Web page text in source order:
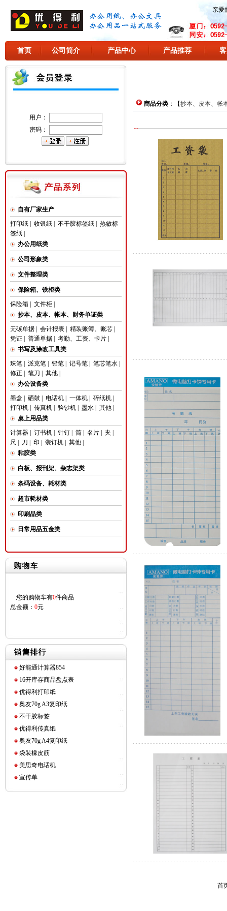
亲爱
首页 公司简介 产品中心 产品推荐
用户：
密码：
自有厂家生产
打印纸| 收银纸| 不干胶标签纸| 热敏标
签纸|
办公用纸类
公司形象类
文件整理类
保险箱、铁柜类
保险箱| 文件柜|
抄本、皮本、帐本、财务单证类
无碳单据| 会计报表| 精装账簿、账芯|
凭证| 普通单据| 考勤、工资、卡片|
书写及涂改工具类
珠笔| 派克笔| 铅笔| 记号笔| 笔芯笔水|
修正
笔刀 其他|
办公设备类
墨盒
硒鼓| 电话机| 一体机| 碎纸机|
打印机| 传真机| 验钞机| 墨水| 其他|
桌上用品类
计算器| 订书机| 针钉| 筒| 名片| 夹
尺
刀 印 装订机| 其他|
粘胶类
白板、报刊架、杂志架类
条码设备、耗材类
超市耗材类
印刷品类
日常用品五金类
您的购物车有0件商品
总金额： 0元
好能通计算器854
16开库存商品盘点表
优得利打印纸
奥友70g A3复印纸
不干胶标签
优得利传真纸
奥友70g A4复印纸
袋装橡皮筋
美思奇电话机
宣传单
商品分类：【抄本、皮本、帐
首